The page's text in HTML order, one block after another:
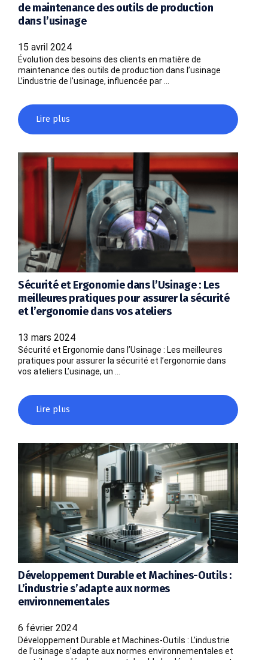
de maintenance des outils de production
dans l’usinage
15 avril 2024
Évolution des besoins des clients en matière de
maintenance des outils de production dans l’usinage
L’industrie de l’usinage, influencée par …
Lire plus
Sécurité et Ergonomie dans l’Usinage : Les
meilleures pratiques pour assurer la sécurité
et l’ergonomie dans vos ateliers
13 mars 2024
Sécurité et Ergonomie dans l’Usinage : Les meilleures
pratiques pour assurer la sécurité et l’ergonomie dans
vos ateliers L’usinage, un …
Lire plus
Développement Durable et Machines-Outils :
L’industrie s’adapte aux normes
environnementales
6 février 2024
Développement Durable et Machines-Outils : L’industrie
de l’usinage s’adapte aux normes environnementales et